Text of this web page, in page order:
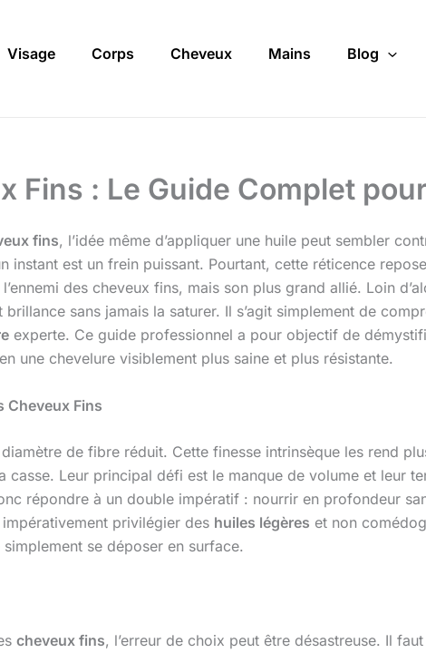
Visage Corps Cheveux Mains Blog
Fins : Le Guide Complet
fins, l’idée même d’appliquer une huile peut sembler
instant est un frein puissant. Pourtant, cette réticence
des cheveux fins, mais son plus grand allié. Loin
sans jamais la saturer. Il s’agit simplement de
experte. Ce guide professionnel a pour objectif de
en une chevelure visiblement plus saine et plus résistante.
Cheveux Fins
de fibre réduit. Cette finesse intrinsèque les rend
casse. Leur principal défi est le manque de volume et leur
répondre à un double impératif : nourrir en profondeur
privilégier des huiles légères et non
se déposer en surface.
cheveux fins, l’erreur de choix peut être désastreuse. Il